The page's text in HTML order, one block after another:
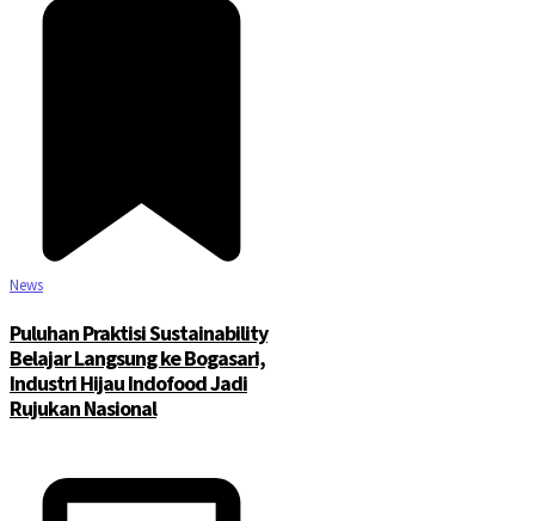
News
Puluhan Praktisi Sustainability
Belajar Langsung ke Bogasari,
Industri Hijau Indofood Jadi
Rujukan Nasional